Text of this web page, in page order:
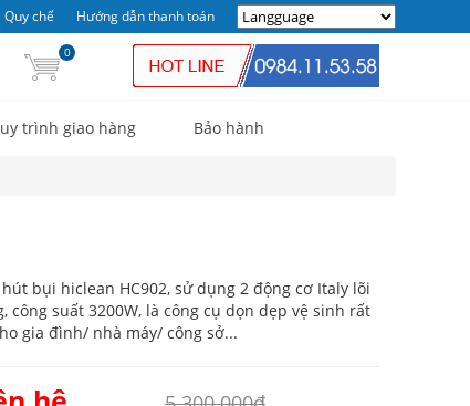
Quy chế Hướng dẫn thanh toán
0
trình giao hàng Bảo hành
bụi hiclean HC902, sử dụng 2 động cơ Italy lõi
công suất 3200W, là công cụ dọn dẹp vệ sinh rất
gia đình/ nhà máy/ công sở...